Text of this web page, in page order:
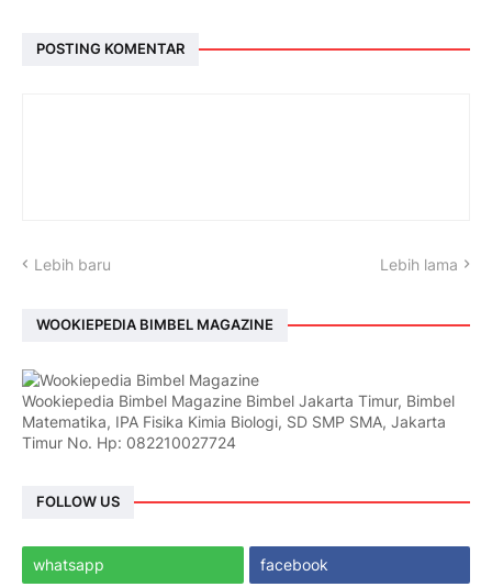
POSTING KOMENTAR
Lebih baru Lebih lama
WOOKIEPEDIA BIMBEL MAGAZINE
Wookiepedia Bimbel Magazine Bimbel Jakarta Timur, Bimbel
Matematika, IPA Fisika Kimia Biologi, SD SMP SMA, Jakarta
Timur No. Hp: 082210027724
FOLLOW US
whatsapp facebook